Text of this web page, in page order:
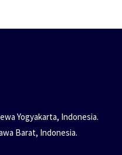
Yogyakarta, Indonesia.
Barat, Indonesia.